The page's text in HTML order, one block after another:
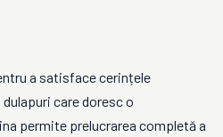
a satisface cerințele
care doresc o
permite prelucrarea completă a